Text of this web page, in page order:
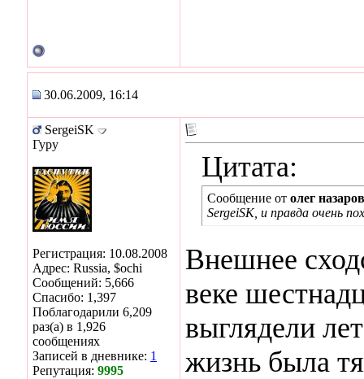
30.06.2009, 16:14
SergeiSK
Гуру
Регистрация: 10.08.2008
Адрес: Russia, $ochi
Сообщений: 5,666
Спасибо: 1,397
Поблагодарили 6,209
раз(а) в 1,926
сообщениях
Записей в дневнике: 1
Репутация: 9995
Цитата:
Сообщение от олег назаров
SergeiSK, и правда очень
Внешнее
веке
выглядели
жизнь была